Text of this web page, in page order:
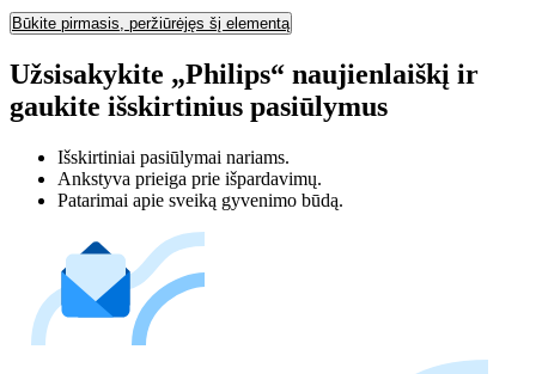
Būkite pirmasis, peržiūrėjęs šį elementą
Užsisakykite „Philips“ naujienlaiškį ir
gaukite išskirtinius pasiūlymus
Išskirtiniai pasiūlymai nariams.
Ankstyva prieiga prie išpardavimų.
Patarimai apie sveiką gyvenimo būdą.